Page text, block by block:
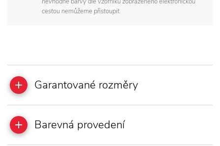
cestou nemůžeme přistoupit.
Garantované rozměry
Barevná provedení